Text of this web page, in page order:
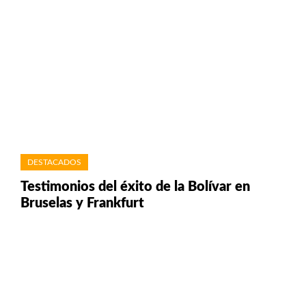
DESTACADOS
Testimonios del éxito de la Bolívar en
Bruselas y Frankfurt